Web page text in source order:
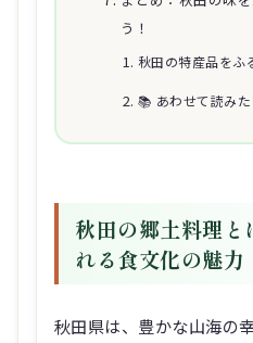
う！
秋田の特産品をふ
📚 あわせて読み
秋田の郷土料理と
れる食文化の魅力
秋田県は、豊かな山海の